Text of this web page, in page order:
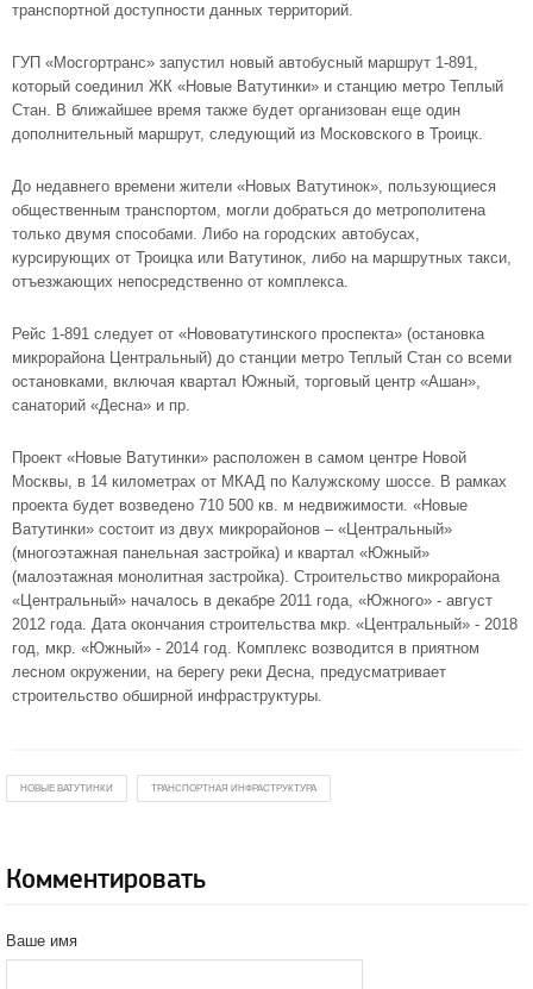
транспортной доступности данных территорий.
ГУП «Мосгортранс» запустил новый автобусный маршрут 1-891,
который соединил ЖК «Новые Ватутинки» и станцию метро Теплый
Стан. В ближайшее время также будет организован еще один
дополнительный маршрут, следующий из Московского в Троицк.
До недавнего времени жители «Новых Ватутинок», пользующиеся
общественным транспортом, могли добраться до метрополитена
только двумя способами. Либо на городских автобусах,
курсирующих от Троицка или Ватутинок, либо на маршрутных такси,
отъезжающих непосредственно от комплекса.
Рейс 1-891 следует от «Нововатутинского проспекта» (остановка
микрорайона Центральный) до станции метро Теплый Стан со всеми
остановками, включая квартал Южный, торговый центр «Ашан»,
санаторий «Десна» и пр.
Проект «Новые Ватутинки» расположен в самом центре Новой
Москвы, в 14 километрах от МКАД по Калужскому шоссе. В рамках
проекта будет возведено 710 500 кв. м недвижимости. «Новые
Ватутинки» состоит из двух микрорайонов – «Центральный»
(многоэтажная панельная застройка) и квартал «Южный»
(малоэтажная монолитная застройка). Строительство микрорайона
«Центральный» началось в декабре 2011 года, «Южного» - август
2012 года. Дата окончания строительства мкр. «Центральный» - 2018
год, мкр. «Южный» - 2014 год. Комплекс возводится в приятном
лесном окружении, на берегу реки Десна, предусматривает
строительство обширной инфраструктуры.
НОВЫЕ ВАТУТИНКИ ТРАНСПОРТНАЯ ИНФРАСТРУКТУРА
Комментировать
Ваше имя